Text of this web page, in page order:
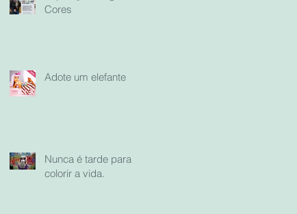
Cores
Adote um elefante
Nunca é tarde para
colorir a vida.